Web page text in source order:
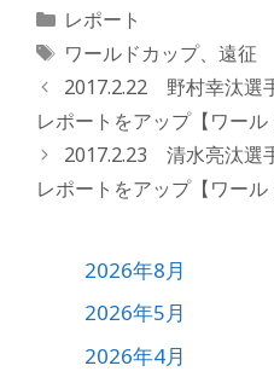
カ
テ
ゴ
リ
ー
レポート
タ
グ
ワールドカップ、 遠征
2017.2.22 野村幸汰選
レポートをアップ【ワール
2017.2.23 清水亮汰選
レポートをアップ【ワール
2026年8月
2026年5月
2026年4月